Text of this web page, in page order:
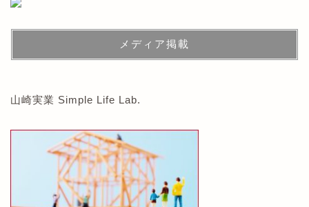
メディア掲載
山崎実業 Simple Life Lab.